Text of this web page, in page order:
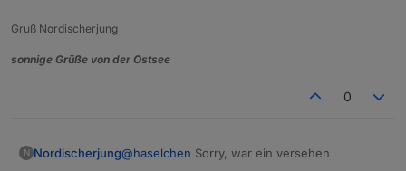
Januar '25 mitteilen (bevorzugt bitte Freitag oder
den Wohnort, habe aber mal geguckt, welche
Vielzahl von Lokalitäten bietet -> herausgekommen
weiss ich natürlich nicht und jedem wird man es
@
BananaJoe
@Samson71
Edit:
Gruß Nordischerjung
sonnige Grüße von der Ostsee
0
N Nordischerjung@haselchen Sorry, war ein versehen